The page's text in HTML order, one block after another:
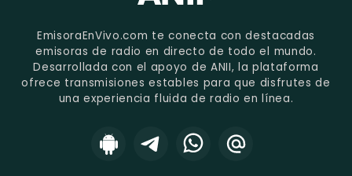
EmisoraEnVivo.com te conecta con destacadas
emisoras de radio en directo de todo el mundo.
Desarrollada con el apoyo de ANII, la plataforma
ofrece transmisiones estables para que disfrutes de
una experiencia fluida de radio en línea.